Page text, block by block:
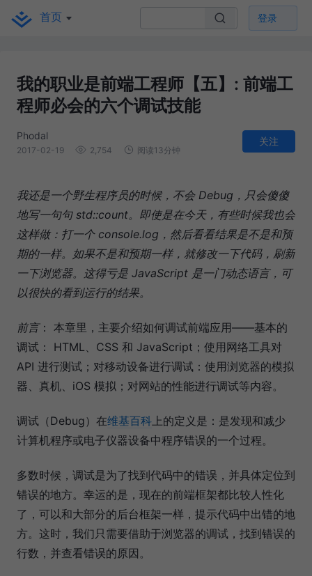
首页 登录
我的职业是前端工程师【五】: 前端工
程师必会的六个调试技能
Phodal
2017-02-19 2,754 阅读13分钟
关注
我还是一个野生程序员的时候，不会 Debug，只会傻傻
地写一句句 std::count。即使是在今天，有些时候我也会
这样做：打一个 console.log，然后看看结果是不是和预
期的一样。如果不是和预期一样，就修改一下代码，刷新
一下浏览器。这得亏是 JavaScript 是一门动态语言，可
以很快的看到运行的结果。
前言： 本章里，主要介绍如何调试前端应用——基本的
调试： HTML、CSS 和 JavaScript；使用网络工具对
API 进行测试；对移动设备进行调试：使用浏览器的模拟
器、真机、iOS 模拟；对网站的性能进行调试等内容。
调试（Debug）在维基百科 上的定义是：是发现和减少
计算机程序或电子仪器设备中程序错误的一个过程。
多数时候，调试是为了找到代码中的错误，并具体定位到
错误的地方。幸运的是，现在的前端框架都比较人性化
了，可以和大部分的后台框架一样，提示代码中出错的地
方。这时，我们只需要借助于浏览器的调试，找到错误的
行数，并查看错误的原因。